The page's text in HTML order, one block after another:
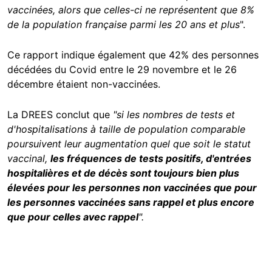
vaccinées, alors que celles-ci ne représentent que 8%
de la population française parmi les 20 ans et plus".
Ce rapport indique également que 42% des personnes
décédées du Covid entre le 29 novembre et le 26
décembre étaient non-vaccinées.
La DREES conclut que "si les nombres de tests et
d'hospitalisations à taille de population comparable
poursuivent leur augmentation quel que soit le statut
vaccinal, les fréquences de tests positifs, d'entrées
hospitalières et de décès sont toujours bien plus
élevées pour les personnes non vaccinées que pour
les personnes vaccinées sans rappel et plus encore
que pour celles avec rappel".